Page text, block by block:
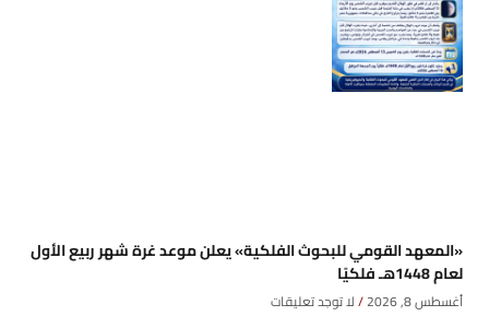
«المعهد القومي للبحوث الفلكية» يعلن موعد غرة شهر ربيع الأول
لعام 1448هـ فلكيًا
أغسطس 8, 2026 لا توجد تعليقات